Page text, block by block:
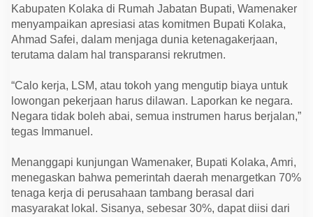
Kabupaten Kolaka di Rumah Jabatan Bupati, Wamenaker
menyampaikan apresiasi atas komitmen Bupati Kolaka,
Ahmad Safei, dalam menjaga dunia ketenagakerjaan,
terutama dalam hal transparansi rekrutmen.
“Calo kerja, LSM, atau tokoh yang mengutip biaya untuk
lowongan pekerjaan harus dilawan. Laporkan ke negara.
Negara tidak boleh abai, semua instrumen harus berjalan,”
tegas Immanuel.
Menanggapi kunjungan Wamenaker, Bupati Kolaka, Amri,
menegaskan bahwa pemerintah daerah menargetkan 70%
tenaga kerja di perusahaan tambang berasal dari
masyarakat lokal. Sisanya, sebesar 30%, dapat diisi dari